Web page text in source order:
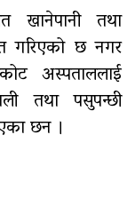
खानेपानी तथा
गरिएको छ नगर
अस्पताललाई
तथा पसुपन्छी
छन ।